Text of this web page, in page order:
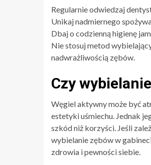
Regularnie odwiedzaj
Unikaj nadmiernego
Dbaj o codzienną higienę
Nie stosuj metod
nadwrażliwością zębów.
Czy
Węgiel aktywny może być
estetyki uśmiechu. Jednak
szkód niż korzyści. Jeśli
wybielanie zębów w
zdrowia i pewności siebie.